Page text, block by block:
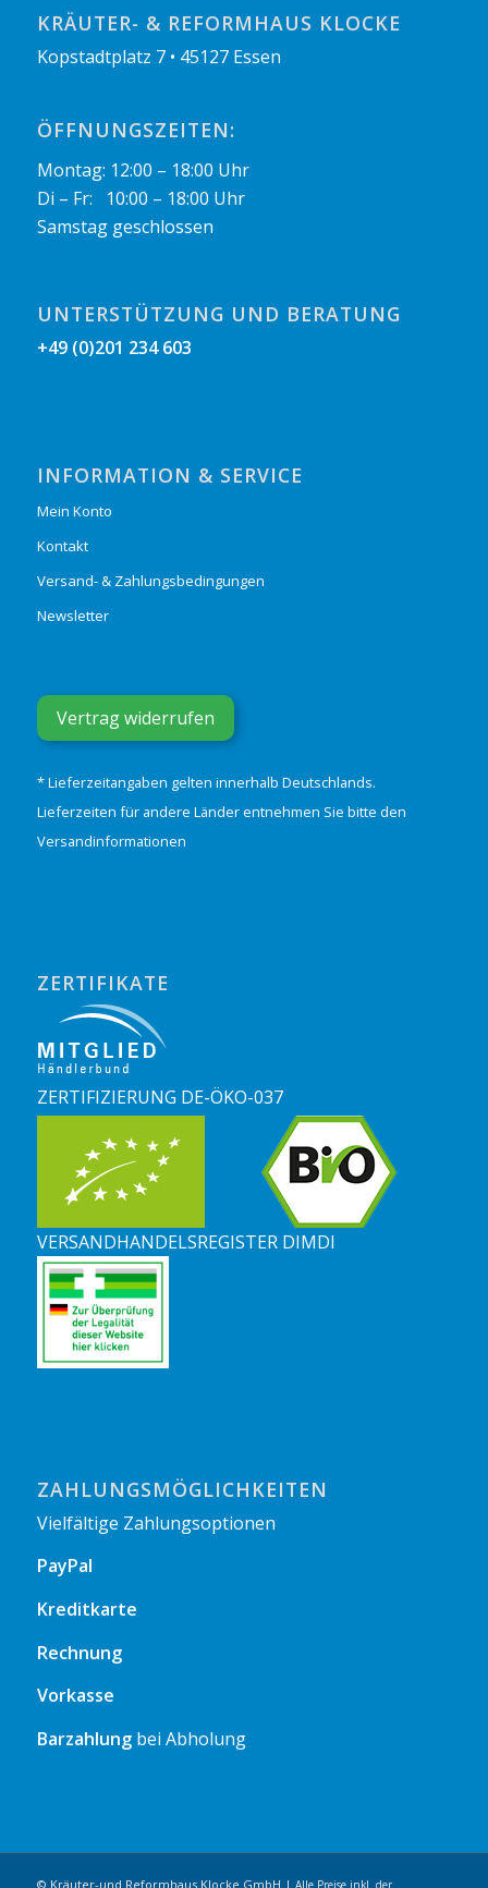
KRÄUTER- & REFORMHAUS KLOCKE
Kopstadtplatz 7 • 45127 Essen
ÖFFNUNGSZEITEN:
Montag: 12:00 – 18:00 Uhr
Di – Fr: 10:00 – 18:00 Uhr
Samstag geschlossen
UNTERSTÜTZUNG UND BERATUNG
+49 (0)201 234 603
INFORMATION & SERVICE
Mein Konto
Kontakt
Versand- & Zahlungsbedingungen
Newsletter
Vertrag widerrufen
* Lieferzeitangaben gelten innerhalb Deutschlands.
Lieferzeiten für andere Länder entnehmen Sie bitte den
Versandinformationen
ZERTIFIKATE
ZERTIFIZIERUNG DE-ÖKO-037
VERSANDHANDELSREGISTER DIMDI
ZAHLUNGSMÖGLICHKEITEN
Vielfältige Zahlungsoptionen
PayPal
Kreditkarte
Rechnung
Vorkasse
Barzahlungbei Abholung
© Kräuter-und Reformhaus Klocke GmbH |